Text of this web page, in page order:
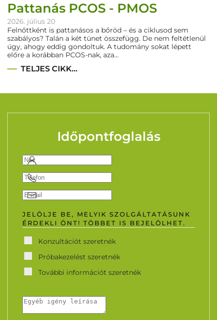
Pattanás PCOS - PMOS
2026. július 20
Felnőttként is pattanásos a bőröd – és a ciklusod sem
szabályos? Talán a két tünet összefügg. De nem feltétlenül
úgy, ahogy eddig gondoltuk. A tudomány sokat lépett
előre a korábban PCOS-nak, aza...
TELJES CIKK...
Időpontfoglalás
JELÖLJE BE, MELYIK SZOLGÁLTATÁSUNK
ÉRDEKLI ÖNT! TÖBBET IS BEJELÖLHET.
Konzultációt szeretnék
Próbakezelést szeretnék
További információt szeretnék